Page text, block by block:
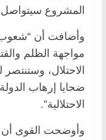
المشروع سيتواصل
وأضافت أن
مواجهة الظلم
الاحتلال، وستنتصر
ضحايا إرهاب
الاحتلالية”.
وأوضحت القوى أن